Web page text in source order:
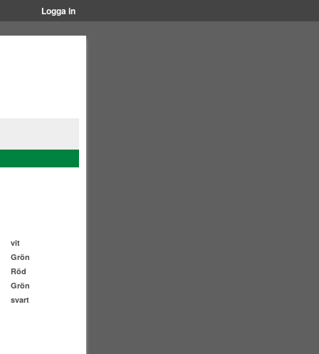
Logga in
vit
Grön
Röd
Grön
svart